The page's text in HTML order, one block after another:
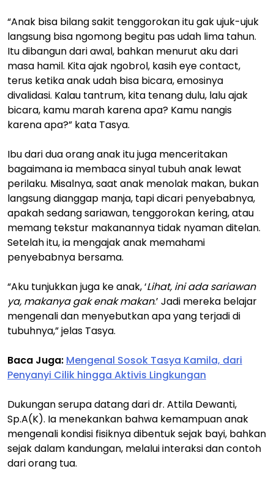
“Anak bisa bilang sakit tenggorokan itu gak ujuk-ujuk
langsung bisa ngomong begitu pas udah lima tahun.
Itu dibangun dari awal, bahkan menurut aku dari
masa hamil. Kita ajak ngobrol, kasih eye contact,
terus ketika anak udah bisa bicara, emosinya
divalidasi. Kalau tantrum, kita tenang dulu, lalu ajak
bicara, kamu marah karena apa? Kamu nangis
karena apa?” kata Tasya.
Ibu dari dua orang anak itu juga menceritakan
bagaimana ia membaca sinyal tubuh anak lewat
perilaku. Misalnya, saat anak menolak makan, bukan
langsung dianggap manja, tapi dicari penyebabnya,
apakah sedang sariawan, tenggorokan kering, atau
memang tekstur makanannya tidak nyaman ditelan.
Setelah itu, ia mengajak anak memahami
penyebabnya bersama.
“Aku tunjukkan juga ke anak, ‘Lihat, ini ada sariawan
ya, makanya gak enak makan.’ Jadi mereka belajar
mengenali dan menyebutkan apa yang terjadi di
tubuhnya,” jelas Tasya.
Baca Juga: Mengenal Sosok Tasya Kamila, dari
Penyanyi Cilik hingga Aktivis Lingkungan
Dukungan serupa datang dari dr. Attila Dewanti,
Sp.A(K). Ia menekankan bahwa kemampuan anak
mengenali kondisi fisiknya dibentuk sejak bayi, bahkan
sejak dalam kandungan, melalui interaksi dan contoh
dari orang tua.